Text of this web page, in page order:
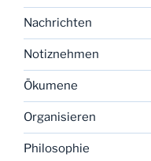
Nachrichten
Notiznehmen
Ökumene
Organisieren
Philosophie